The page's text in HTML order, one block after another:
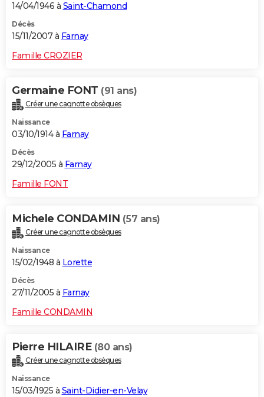
14/04/1946 à Saint-Chamond
Décès
15/11/2007 à Farnay
Famille CROZIER
Germaine FONT (91 ans)
Créer une cagnotte obsèques
Naissance
03/10/1914 à Farnay
Décès
29/12/2005 à Farnay
Famille FONT
Michele CONDAMIN (57 ans)
Créer une cagnotte obsèques
Naissance
15/02/1948 à Lorette
Décès
27/11/2005 à Farnay
Famille CONDAMIN
Pierre HILAIRE (80 ans)
Créer une cagnotte obsèques
Naissance
15/03/1925 à Saint-Didier-en-Velay